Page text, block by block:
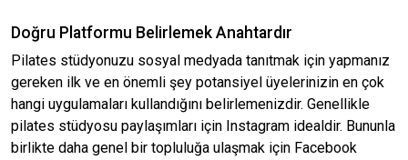
Doğru Platformu Belirlemek Anahtardır
Pilates stüdyonuzu sosyal medyada tanıtmak için yapmanız
gereken ilk ve en önemli şey potansiyel üyelerinizin en çok
hangi uygulamaları kullandığını belirlemenizdir. Genellikle
pilates stüdyosu paylaşımları için Instagram idealdir. Bununla
birlikte daha genel bir topluluğa ulaşmak için Facebook